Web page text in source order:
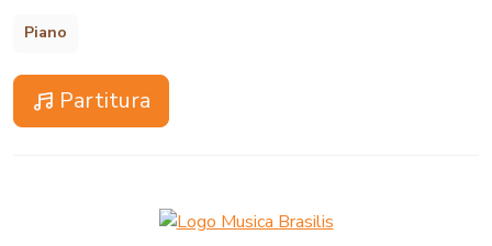
Piano
Partitura